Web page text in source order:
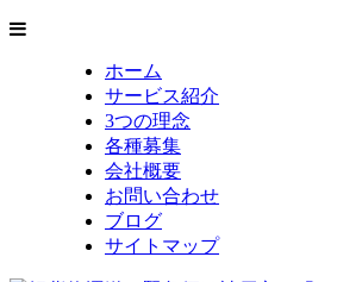
ホーム
サービス紹介
3つの理念
各種募集
会社概要
お問い合わせ
ブログ
サイトマップ